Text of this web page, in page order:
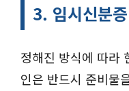
3. 임시신분
정해진 방식에 따라
인은 반드시 준비물